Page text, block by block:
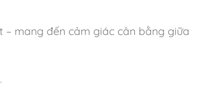
mang đến cảm giác cân bằng giữa